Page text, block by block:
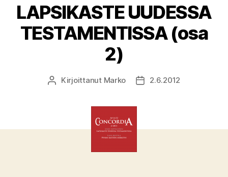
LAPSIKASTE UUDESSA
TESTAMENTISSA (osa
2)
Kirjoittaja
Kirjoittanut Marko Julkaisupäivämäärä
2.6.2012